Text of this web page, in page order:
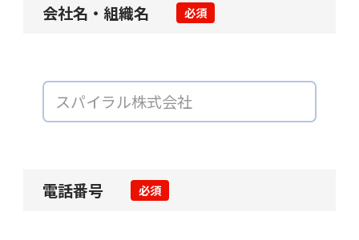
会社名・組織名 必須
電話番号 必須